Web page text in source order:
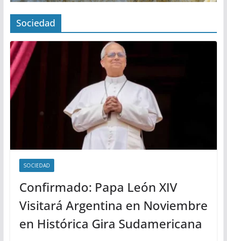
Sociedad
SOCIEDAD
Confirmado: Papa León XIV
Visitará Argentina en Noviembre
en Histórica Gira Sudamericana